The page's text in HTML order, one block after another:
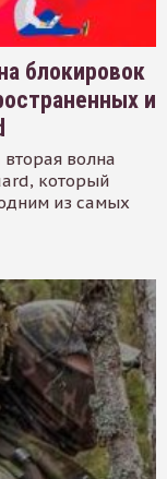
блокировок
и
волна
который
из самых